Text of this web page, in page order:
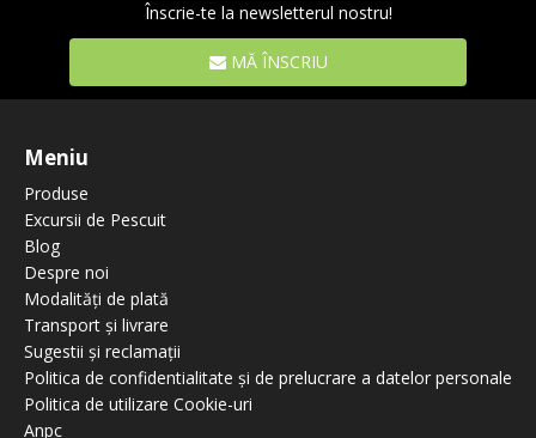
Înscrie-te la newsletterul nostru!
MĂ ÎNSCRIU
Meniu
Produse
Excursii de Pescuit
Blog
Despre noi
Modalități de plată
Transport și livrare
Sugestii și reclamații
Politica de confidentialitate și de prelucrare a datelor personale
Politica de utilizare Cookie-uri
Anpc